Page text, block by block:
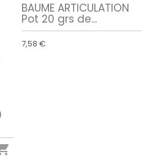
BAUME ARTICULATION
Pot 20 grs de...
7,58 €